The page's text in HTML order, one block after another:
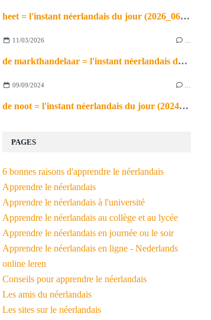
heet = l'instant néerlandais du jour (2026_06_02)
11/03/2026
de markthandelaar = l'instant néerlandais du jour (2026_03_11)
09/09/2024
de noot = l'instant néerlandais du jour (2024_09_09)
PAGES
6 bonnes raisons d'apprendre le néerlandais
Apprendre le néerlandais
Apprendre le néerlandais à l'université
Apprendre le néerlandais au collège et au lycée
Apprendre le néerlandais en journée ou le soir
Apprendre le néerlandais en ligne - Nederlands
online leren
Conseils pour apprendre le néerlandais
Les amis du néerlandais
Les sites sur le néerlandais